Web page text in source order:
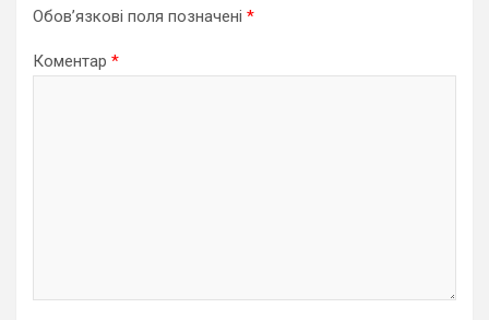
Обов’язкові поля позначені *
Коментар *